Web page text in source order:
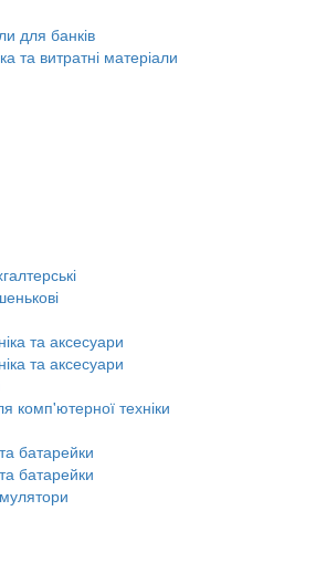
для банків
та витратні матеріали
та аксесуари
та аксесуари
комп'ютерної техніки
батарейки
батарейки